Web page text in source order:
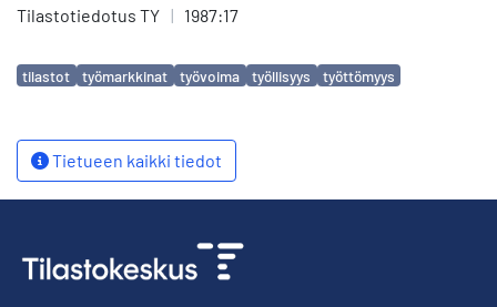
Tilastotiedotus TY | 1987:17
Avainsanat
tilastot työmarkkinat työvoima työllisyys työttömyys
Tietueen kaikki tiedot